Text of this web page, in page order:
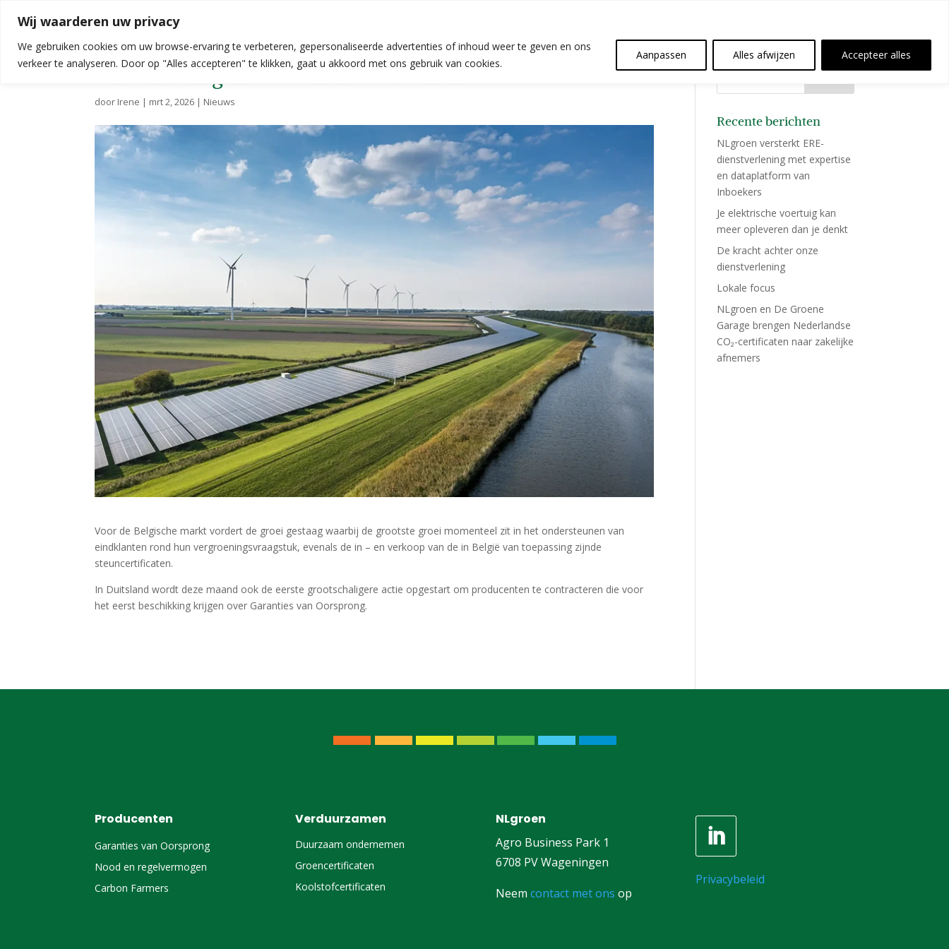
Wij waarderen uw privacy
We gebruiken cookies om uw browse-ervaring te verbeteren, gepersonaliseerde advertenties of inhoud weer te geven en ons
verkeer te analyseren. Door op "Alles accepteren" te klikken, gaat u akkoord met ons gebruik van cookies.
Aanpassen Alles afwijzen Accepteer alles
Ontwikkelingen GvO’s in het buitenland
door Irene | mrt 2, 2026 | Nieuws
Voor de Belgische markt vordert de groei gestaag waarbij de grootste groei momenteel zit in het ondersteunen van
eindklanten rond hun vergroeningsvraagstuk, evenals de in – en verkoop van de in België van toepassing zijnde
steuncertificaten.
In Duitsland wordt deze maand ook de eerste grootschaligere actie opgestart om producenten te contracteren die voor
het eerst beschikking krijgen over Garanties van Oorsprong.
Recente berichten
NLgroen versterkt ERE-
dienstverlening met expertise
en dataplatform van
Inboekers
Je elektrische voertuig kan
meer opleveren dan je denkt
De kracht achter onze
dienstverlening
Lokale focus
NLgroen en De Groene
Garage brengen Nederlandse
CO₂-certificaten naar zakelijke
afnemers
Producenten
Garanties van Oorsprong
Nood en regelvermogen
Carbon Farmers
Verduurzamen
Duurzaam ondernemen
Groencertificaten
Koolstofcertificaten
NLgroen
Agro Business Park 1
6708 PV Wageningen
Neem contact met ons op
Privacybeleid